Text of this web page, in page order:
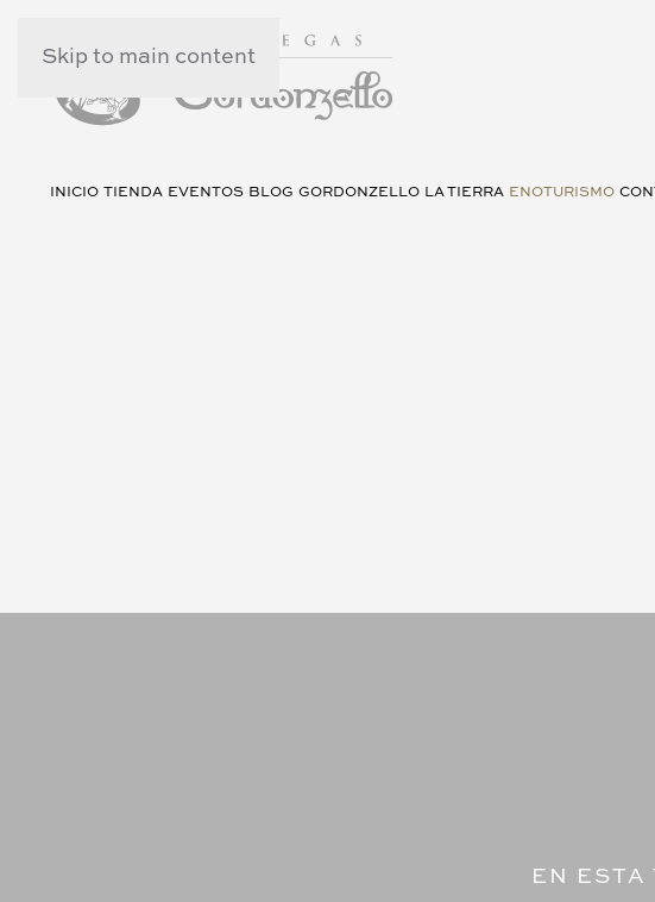
Skip to main content
INICIO TIENDA EVENTOS BLOG GORDONZELLO LA TIERRA ENOTURISMO
EN